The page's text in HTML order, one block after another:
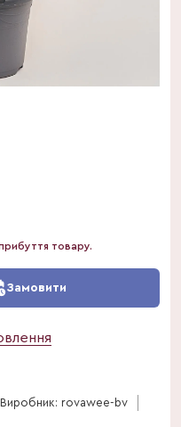
товару.
Замовити
Виробник: rovawee-bv